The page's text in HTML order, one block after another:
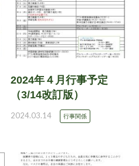
2024年４月行事予定
（3/14改訂版）
2024.03.14 行事関係